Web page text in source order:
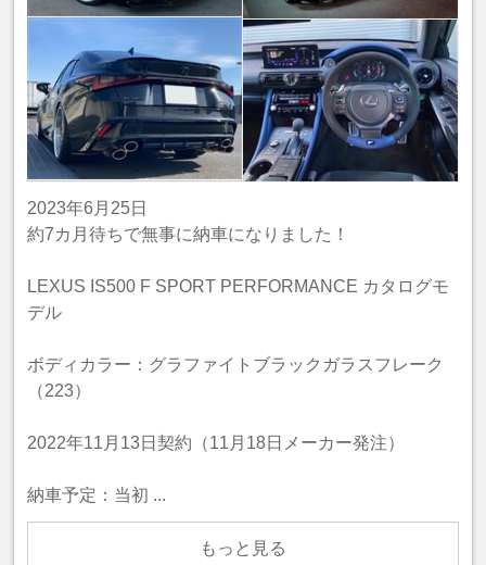
2023年6月25日
約7カ月待ちで無事に納車になりました！
LEXUS IS500 F SPORT PERFORMANCE カタログモ
デル
ボディカラー：グラファイトブラックガラスフレーク
（223）
2022年11月13日契約（11月18日メーカー発注）
納車予定：当初 ...
もっと見る